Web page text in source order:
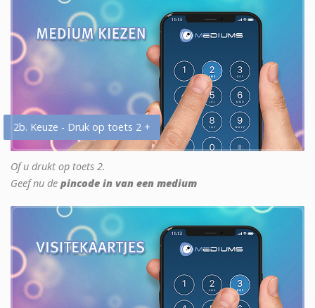
2b. Keuze - Druk op toets 2 +
Of u drukt op toets 2.
Geef nu de pincode in van een medium